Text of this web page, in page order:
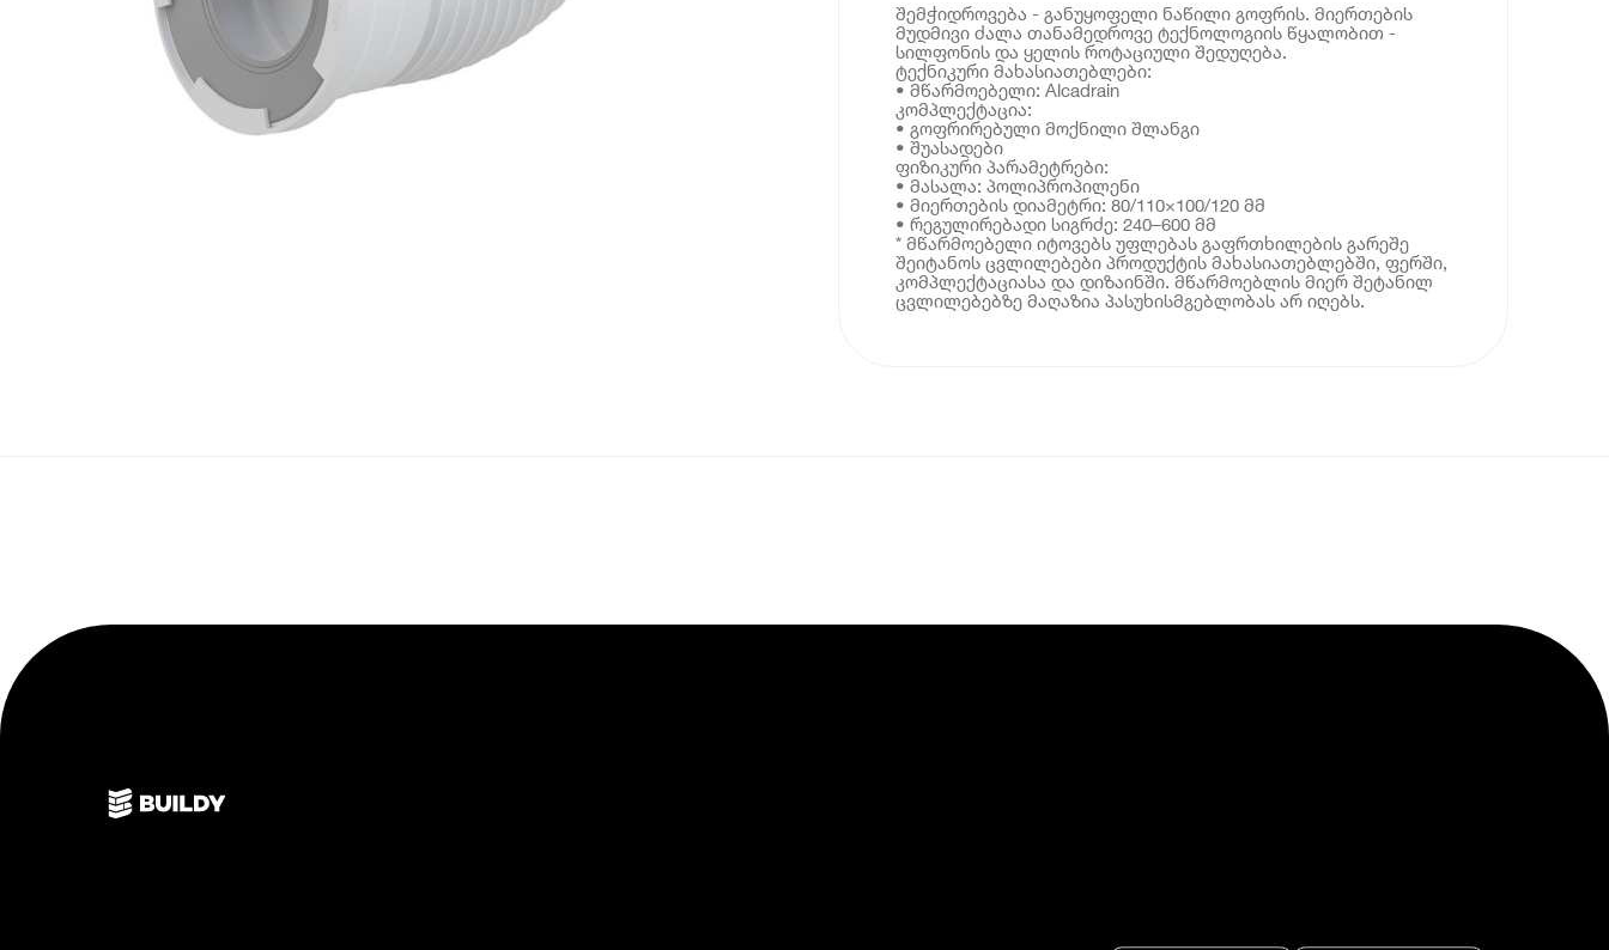
შემჭიდროვება - განუყოფელი ნაწილი გოფრის. მიერთების
მუდმივი ძალა თანამედროვე ტექნოლოგიის წყალობით -
სილფონის და ყელის როტაციული შედუღება.
ტექნიკური მახასიათებლები:
• მწარმოებელი: Alcadrain
კომპლექტაცია:
• გოფრირებული მოქნილი შლანგი
• შუასადები
ფიზიკური პარამეტრები:
• მასალა: პოლიპროპილენი
• მიერთების დიამეტრი: 80/110×100/120 მმ
• რეგულირებადი სიგრძე: 240–600 მმ
* მწარმოებელი იტოვებს უფლებას გაფრთხილების გარეშე
შეიტანოს ცვლილებები პროდუქტის მახასიათებლებში, ფერში,
კომპლექტაციასა და დიზაინში. მწარმოებლის მიერ შეტანილ
ცვლილებებზე მაღაზია პასუხისმგებლობას არ იღებს.